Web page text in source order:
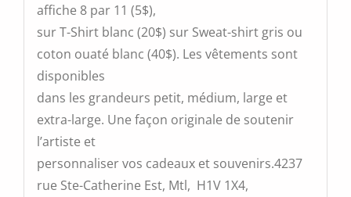
affiche 8 par 11 (5$),
sur T-Shirt blanc (20$) sur Sweat-shirt gris ou
coton ouaté blanc (40$). Les vêtements sont
disponibles
dans les grandeurs petit, médium, large et
extra-large. Une façon originale de soutenir
l’artiste et
personnaliser vos cadeaux et souvenirs.4237
rue Ste-Catherine Est, Mtl, H1V 1X4,